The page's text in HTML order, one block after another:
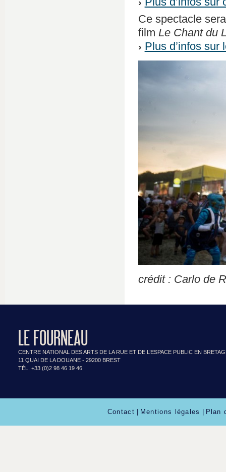
Ce spectacle
film Le Chant du
Plus d’infos sur
crédit : Carlo de
LE FOURNEAU
CENTRE NATIONAL DES ARTS DE LA RUE ET DE L’ESPACE PUBLIC EN
11 QUAI DE LA DOUANE - 29200 BREST
TÉL. +33 (0)2 98 46 19 46
Contact Mentions légales Plan